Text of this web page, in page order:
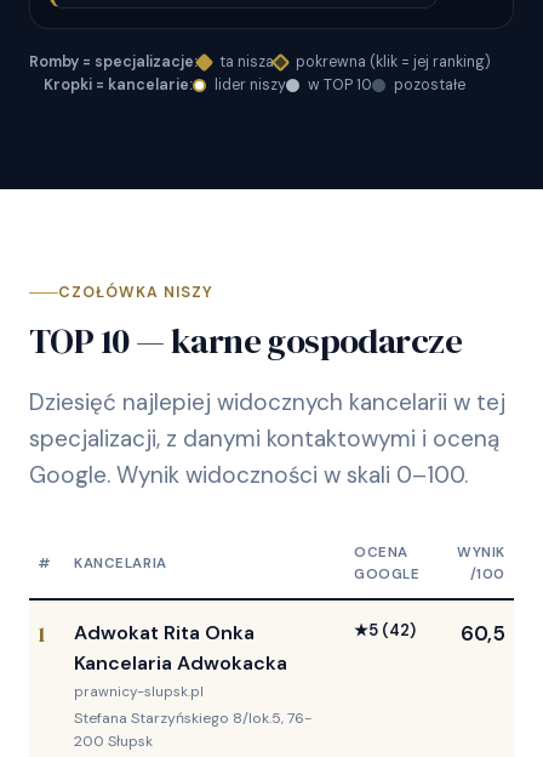
Romby = specjalizacje: ta nisza
pokrewna (klik = jej ranking)
Kropki = kancelarie:
lider niszy w TOP 10 pozostałe
CZOŁÓWKA NISZY
TOP 10 — karne gospodarcze
Dziesięć najlepiej widocznych kancelarii w tej
specjalizacji, z danymi kontaktowymi i oceną
Google. Wynik widoczności w skali 0–100.
# KANCELARIA
OCENA
GOOGLE
WYNIK
/100
1
Adwokat Rita Onka
Kancelaria Adwokacka
prawnicy-slupsk.pl
Stefana Starzyńskiego 8/lok.5, 76-
200 Słupsk
★5 (42) 60,5